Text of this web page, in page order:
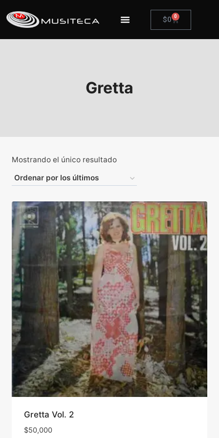
$0 0
Gretta
Mostrando el único resultado
Gretta Vol. 2
$50,000